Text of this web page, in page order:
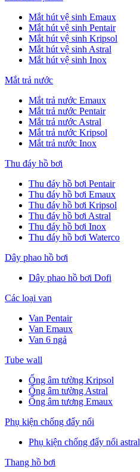
Mắt hút vệ sinh Emaux
Mắt hút vệ sinh Pentair
Mắt hút vệ sinh Kripsol
Mắt hút vệ sinh Astral
Mắt hút vệ sinh Inox
Mắt trả nước
Mắt trả nước Emaux
Mắt trả nước Pentair
Mắt trả nước Astral
Mắt trả nước Kripsol
Mắt trả nước Inox
Thu đáy hồ bơi
Thu đáy hồ bơi Pentair
Thu đáy hồ bơi Emaux
Thu đáy hồ bơi Kripsol
Thu đáy hồ bơi Astral
Thu đáy hồ bơi Inox
Thu đáy hồ bơi Waterco
Dây phao hồ bơi
Dây phao hồ bơi Dofi
Các loại van
Van Pentair
Van Emaux
Van 6 ngả
Tube wall
Ống âm tường Kripsol
Ống âm tường Astral
Ống âm tương Emaux
Phụ kiện chống đẩy nổi
Phụ kiện chống đẩy nổi astral
Thang hồ bơi